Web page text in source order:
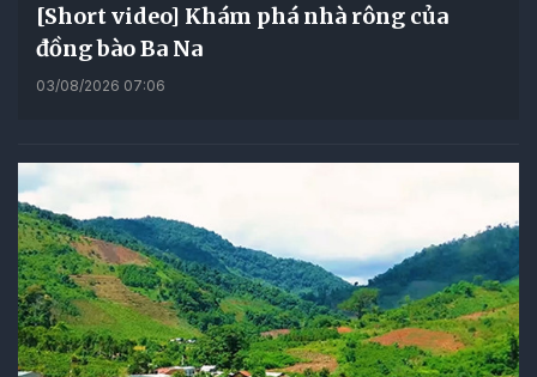
[Short video] Khám phá nhà rông của
đồng bào Ba Na
03/08/2026 07:06